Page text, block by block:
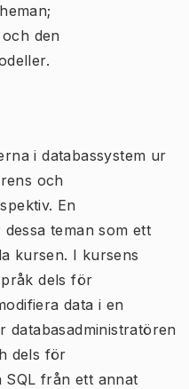
den
i databassystem ur
och
En
teman som ett
kursen. I kursens
dels för
data i en
databasadministratören
dels för
från ett annat